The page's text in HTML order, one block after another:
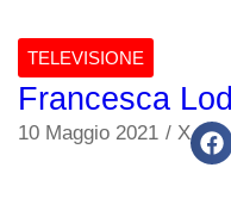
TELEVISIONE
Francesca
10 Maggio 2021 / X